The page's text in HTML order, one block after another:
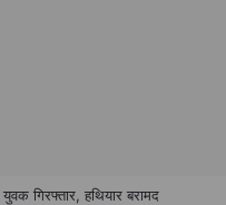
गिरफ्तार, हथियार बरामद